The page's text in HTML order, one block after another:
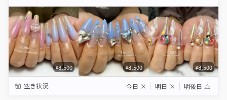
¥8,500 ¥8,500 ¥8,500
空き状況 今日 × 明日 × 明後日 △